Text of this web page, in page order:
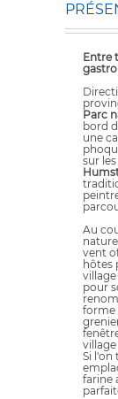
Entre
Parc
bord
une
sur
Au
vent
hôtes
pour
forme
village
Si l'on
farine